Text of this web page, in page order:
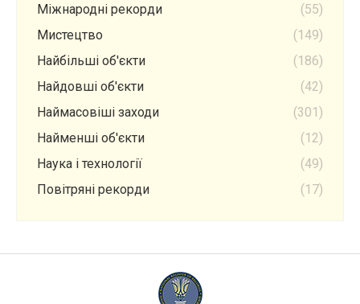
Міжнародні рекорди
(55)
Мистецтво
(149)
Найбільші об'єкти
(186)
Найдовші об'єкти
(42)
Наймасовіші заходи
(301)
Найменші об'єкти
(12)
Наука і технології
(49)
Повітряні рекорди
(17)